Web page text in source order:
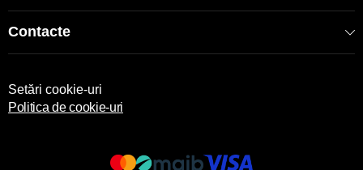
Contacte
Setări cookie-uri
Politica de cookie-uri